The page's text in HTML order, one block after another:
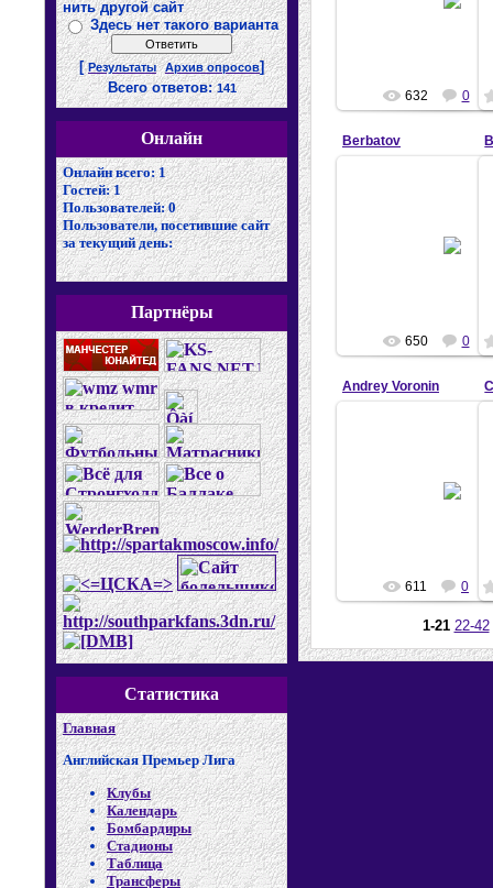
нить другой сайт
Здесь нет такого варианта
[Результаты Архив опросов]
Всего ответов: 141
Онлайн
Онлайн всего:1
Гостей:1
Пользователей:0
Пользователи, посетившие сайт
за текущий день:
Партнёры
Статистика
Главная
Английская Премьер Лига
Клубы
Календарь
Бомбардиры
Стадионы
Таблица
Трансферы
632 0
Berbatov
650 0
Andrey Voronin
611 0
1-21 22-42